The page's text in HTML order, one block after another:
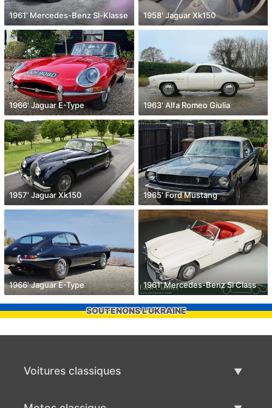
1961' Mercedes-Benz Sl-Klasse 1958' Jaguar Xk150
1966' Jaguar E-Type 1963' Alfa Romeo Giulia
1957' Jaguar Xk150 1965' Ford Mustang
1966' Jaguar E-Type 1961' Mercedes-Benz Sl Class
SOUTENONS L'UKRAINE
Voitures classiques